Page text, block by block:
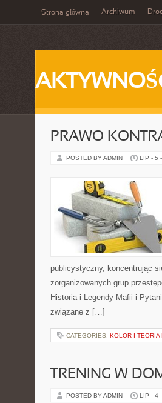
Strona główna Archiwum
PRAWO
POSTED BY ADMIN LIP - 5
publicystyczny, koncentrując
zorganizowanych grup
Historia i Legendy Mafii i
związane z […]
CATEGORIES: KOLOR I TEORIA
TRENING W
POSTED BY ADMIN LIP - 4